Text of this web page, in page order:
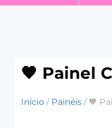
🧡 Painel
Início / Painéis / 🧡